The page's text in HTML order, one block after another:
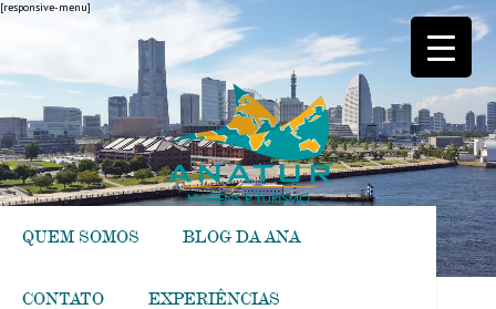
[responsive-menu]
QUEM SOMOS BLOG DA ANA
CONTATO EXPERIÊNCIAS